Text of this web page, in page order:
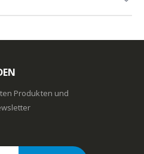
Produkten und